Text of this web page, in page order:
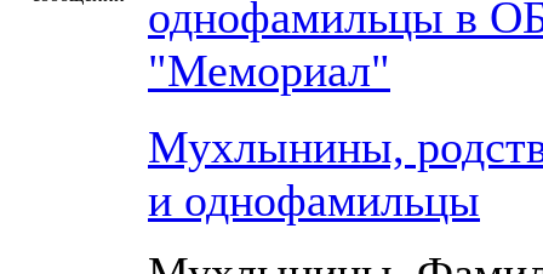
однофамильцы в
"Мемориал"
Мухлынины,
и однофамильцы